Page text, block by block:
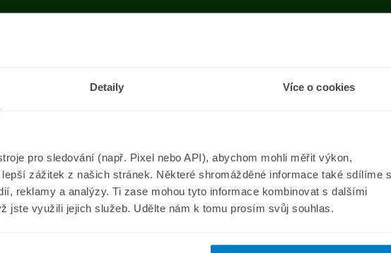
Detaily Více o cookies
pro sledování (např. Pixel nebo API), abychom mohli měřit výkon,
zážitek z našich stránek. Některé shromážděné informace také sdílíme s
reklamy a analýzy. Ti zase mohou tyto informace kombinovat s dalšími
jste využili jejich služeb. Udělte nám k tomu prosím svůj souhlas.
se vyskytla chyba
Přejít na úvodní stránku
Informace
Aktuality
ePojisteni.cz
O nás